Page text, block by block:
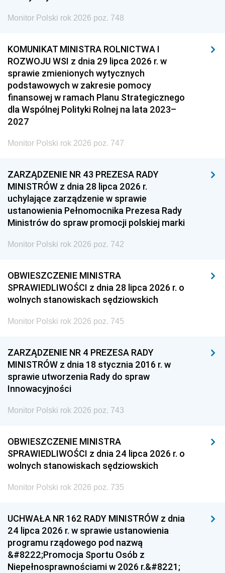
Monitor Polski rok 2026 poz. 748
KOMUNIKAT MINISTRA ROLNICTWA I
ROZWOJU WSI z dnia 29 lipca 2026 r. w
sprawie zmienionych wytycznych
podstawowych w zakresie pomocy
finansowej w ramach Planu Strategicznego
dla Wspólnej Polityki Rolnej na lata 2023–
2027
Monitor Polski rok 2026 poz. 747
ZARZĄDZENIE NR 43 PREZESA RADY
MINISTRÓW z dnia 28 lipca 2026 r.
uchylające zarządzenie w sprawie
ustanowienia Pełnomocnika Prezesa Rady
Ministrów do spraw promocji polskiej marki
Monitor Polski rok 2026 poz. 742
OBWIESZCZENIE MINISTRA
SPRAWIEDLIWOŚCI z dnia 28 lipca 2026 r. o
wolnych stanowiskach sędziowskich
Monitor Polski rok 2026 poz. 745
ZARZĄDZENIE NR 4 PREZESA RADY
MINISTRÓW z dnia 18 stycznia 2016 r. w
sprawie utworzenia Rady do spraw
Innowacyjności
Monitor Polski rok 2026 poz. 743
OBWIESZCZENIE MINISTRA
SPRAWIEDLIWOŚCI z dnia 24 lipca 2026 r. o
wolnych stanowiskach sędziowskich
Monitor Polski rok 2026 poz. 735
UCHWAŁA NR 162 RADY MINISTRÓW z dnia
24 lipca 2026 r. w sprawie ustanowienia
programu rządowego pod nazwą
&#8222;Promocja Sportu Osób z
Niepełnosprawnościami w 2026 r.&#8221;